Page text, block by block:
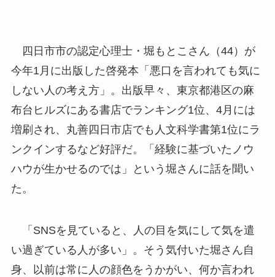
四日市市の認定心理士・堀もとこさん（44）が
今年1月に出版した啓発本「悪口を言われても気に
しない人の考え方」。出版早々、東京都港区の麻
布台ヒルズにある書店でランキング1位、4月には
増刷され、丸善四日市店でも人文科学書第1位にラ
ンクインするなど好評だ。「経験に基づいたノウ
ハウが生かせるのでは」という堀さんに話を聞い
た。
「SNSを見ていると、人の目を気にして気を遣
い過ぎている人が多い」。そう気付いた堀さん自
身、以前は常に人の顔色をうかがい、何か言われ